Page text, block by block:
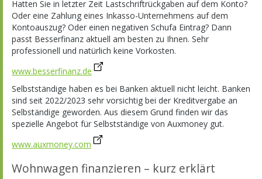
Hatten Sie in letzter Zeit Lastschriftrückgaben auf dem Konto?
Oder eine Zahlung eines Inkasso-Unternehmens auf dem
Kontoauszug? Oder einen negativen Schufa Eintrag? Dann
passt Besserfinanz aktuell am besten zu Ihnen. Sehr
professionell und natürlich keine Vorkosten.
www.besserfinanz.de
Selbstständige haben es bei Banken aktuell nicht leicht. Banken
sind seit 2022/2023 sehr vorsichtig bei der Kreditvergabe an
Selbständige geworden. Aus diesem Grund finden wir das
spezielle Angebot für Selbstständige von Auxmoney gut.
www.auxmoney.com
Wohnwagen finanzieren – kurz erklärt